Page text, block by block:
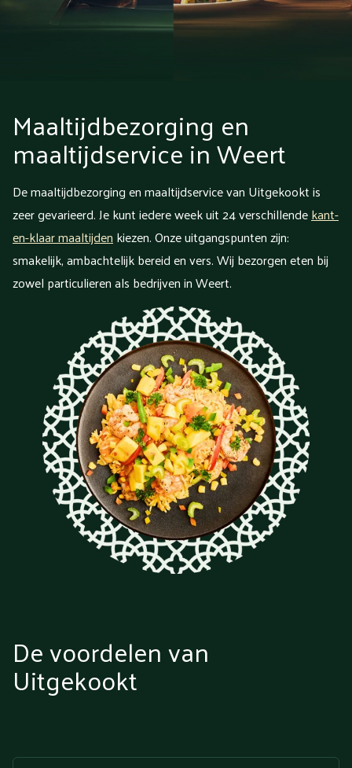
Maaltijdbezorging en
maaltijdservice in Weert
De maaltijdbezorging en maaltijdservice van Uitgekookt is
zeer gevarieerd. Je kunt iedere week uit 24 verschillendekant-
en-klaar maaltijdenkiezen. Onze uitgangspunten zijn:
smakelijk, ambachtelijk bereid en vers. Wij bezorgen eten bij
zowel particulieren als bedrijven in Weert.
De voordelen van
Uitgekookt